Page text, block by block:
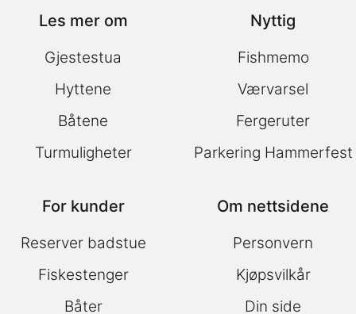
Les mer om
Gjestestua
Hyttene
Båtene
Turmuligheter
Nyttig
Fishmemo
Værvarsel
Fergeruter
Parkering Hammerfest
For kunder
Reserver badstue
Fiskestenger
Båter
Om nettsidene
Personvern
Kjøpsvilkår
Din side